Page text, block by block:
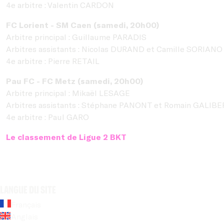
4e arbitre : Valentin CARDON
FC Lorient - SM Caen (samedi, 20h00)
Arbitre principal : Guillaume PARADIS
Arbitres assistants : Nicolas DURAND et Camille SORIANO
4e arbitre : Pierre RETAIL
Pau FC - FC Metz (samedi, 20h00)
Arbitre principal : Mikaël LESAGE
Arbitres assistants : Stéphane PANONT et Romain
4e arbitre : Paul GARO
Le classement de Ligue 2 BKT